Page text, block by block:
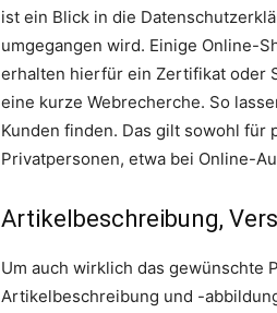
ist ein Blick in die
umgegangen wird. Einige Online-
erhalten hierfür ein Zertifikat oder
eine kurze Webrecherche. So
Kunden finden. Das gilt sowohl für
Privatpersonen, etwa bei Online-
Artikelbeschreibung,
Um auch wirklich das gewünschte
Artikelbeschreibung und -